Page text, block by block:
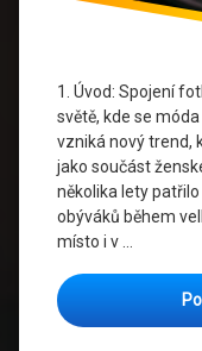
1. Úvod: Spojení
světě, kde se
vzniká nový trend,
jako součást
několika lety
obýváků během
místo i v …
Fitness
Tréninkový
Outfit
Ženský
Fandom